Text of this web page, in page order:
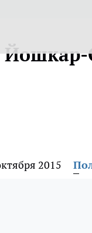
2015